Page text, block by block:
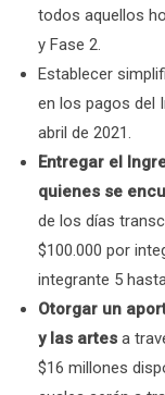
todos aquellos
y Fase 2.
Establecer
en los pagos del
abril de 2021.
Entregar el
quienes se
de los días
$100.000 por
integrante 5
Otorgar un
y las artes a
$16 millones